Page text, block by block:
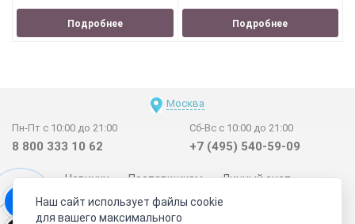
Подробнее Подробнее
Москва
Пн-Пт с 10:00 до 21:00
8 800 333 10 62
Сб-Вс с 10:00 до 21:00
+7 (495) 540-59-09
Новинки Поставщикам
Личный счет
Договор-оферта
О нас
Наши магазины
Наш сайт использует файлы cookie
для вашего максимального